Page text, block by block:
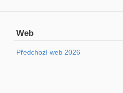
Web
Předchozí web 2026